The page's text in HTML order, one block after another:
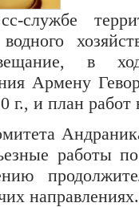
в
Армену
г., и план работ
работы
направлениях.